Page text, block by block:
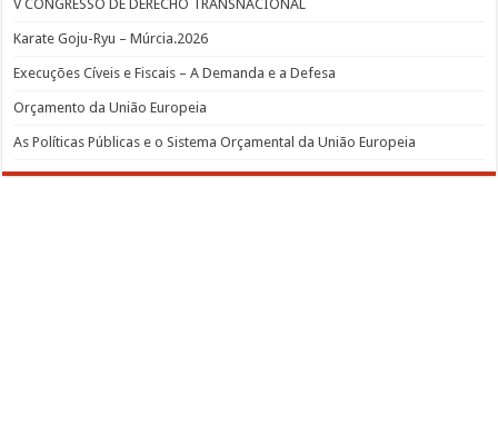
V CONGRESSO DE DERECHO TRANSNACIONAL
Karate Goju-Ryu – Múrcia.2026
Execuções Cíveis e Fiscais – A Demanda e a Defesa
Orçamento da União Europeia
As Políticas Públicas e o Sistema Orçamental da União Europeia